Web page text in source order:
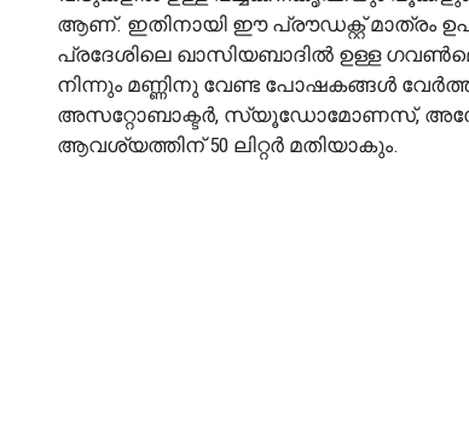
ആണ്. ഇതിനായി ഈ പ്രൗഡക്റ്റ് മാത്രം
പ്രദേശിലെ ഖാസിയബാദിൽ ഉള്ള
നിന്നും മണ്ണിനു വേണ്ട പോഷകങ്ങൾ
അസറ്റോബാക്ടർ, സ്യൂഡോമോണസ്,
ആവശ്യത്തിന് 50 ലിറ്റർ മതിയാകും.